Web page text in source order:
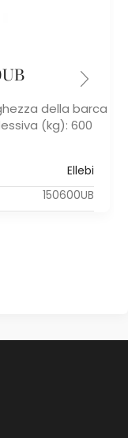
della barca
(kg): 600
Ellebi
150600UB